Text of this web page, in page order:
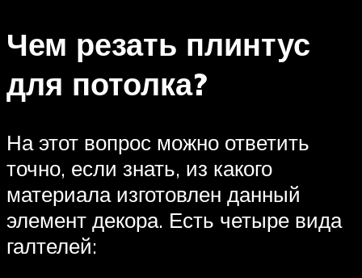
Чем резать плинтус
для потолка?
На этот вопрос можно ответить
точно, если знать, из какого
материала изготовлен данный
элемент декора. Есть четыре вида
галтелей: